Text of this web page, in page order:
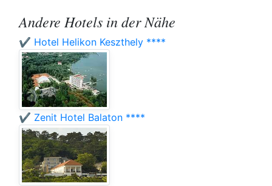
Andere Hotels in der Nähe
✔️ Hotel Helikon Keszthely ****
✔️ Zenit Hotel Balaton ****